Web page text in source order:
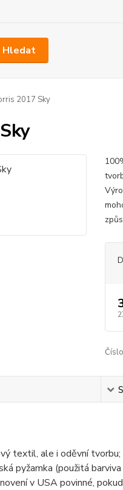
Hledat
2017 Sky
textil, ale i oděvní
pyžamka (použitá
v USA povinné,